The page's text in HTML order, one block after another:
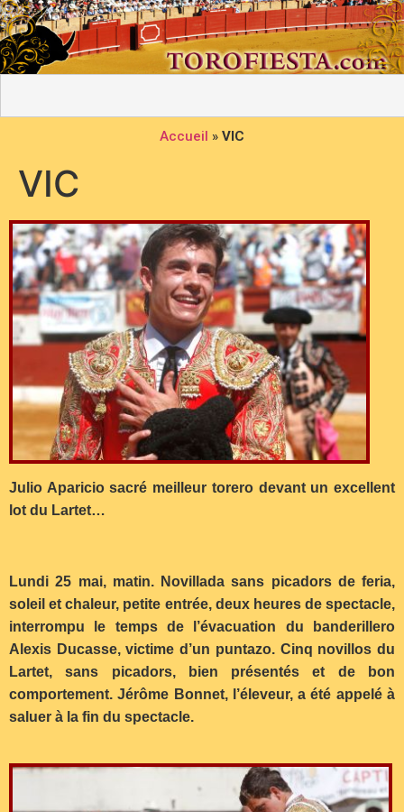
Accueil » VIC
VIC
Julio Aparicio sacré meilleur torero devant un excellent
lot du Lartet…
Lundi 25 mai, matin. Novillada sans picadors de feria,
soleil et chaleur, petite entrée, deux heures de spectacle,
interrompu le temps de l’évacuation du banderillero
Alexis Ducasse, victime d’un puntazo. Cinq novillos du
Lartet, sans picadors, bien présentés et de bon
comportement. Jérôme Bonnet, l’éleveur, a été appelé à
saluer à la fin du spectacle.